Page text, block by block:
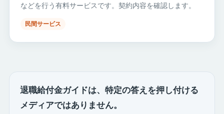
などを行う有料サービスです。契約内容を確認します。
民間サービス
退職給付金ガイドは、特定の答えを押し付ける
メディアではありません。